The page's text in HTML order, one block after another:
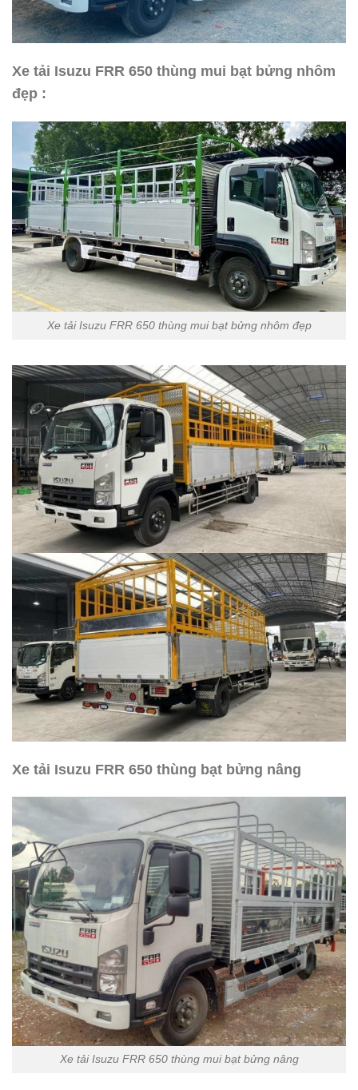
Xe tải Isuzu FRR 650 thùng mui bạt bửng nhôm
đẹp :
Xe tải Isuzu FRR 650 thùng mui bạt bửng nhôm đẹp
Xe tải Isuzu FRR 650 thùng bạt bửng nâng
Xe tải Isuzu FRR 650 thùng mui bạt bửng nâng